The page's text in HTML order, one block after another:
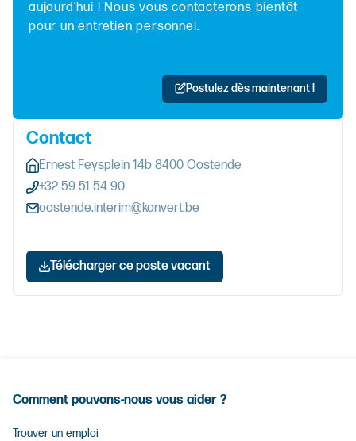
aujourd’hui ! Nous vous contacterons bientôt
pour un entretien personnel.
Postulez dès maintenant !
Contact
Ernest Feysplein 14b 8400 Oostende
+32 59 51 54 90
oostende.interim@konvert.be
Télécharger ce poste vacant
Comment pouvons-nous vous aider ?
Trouver un emploi